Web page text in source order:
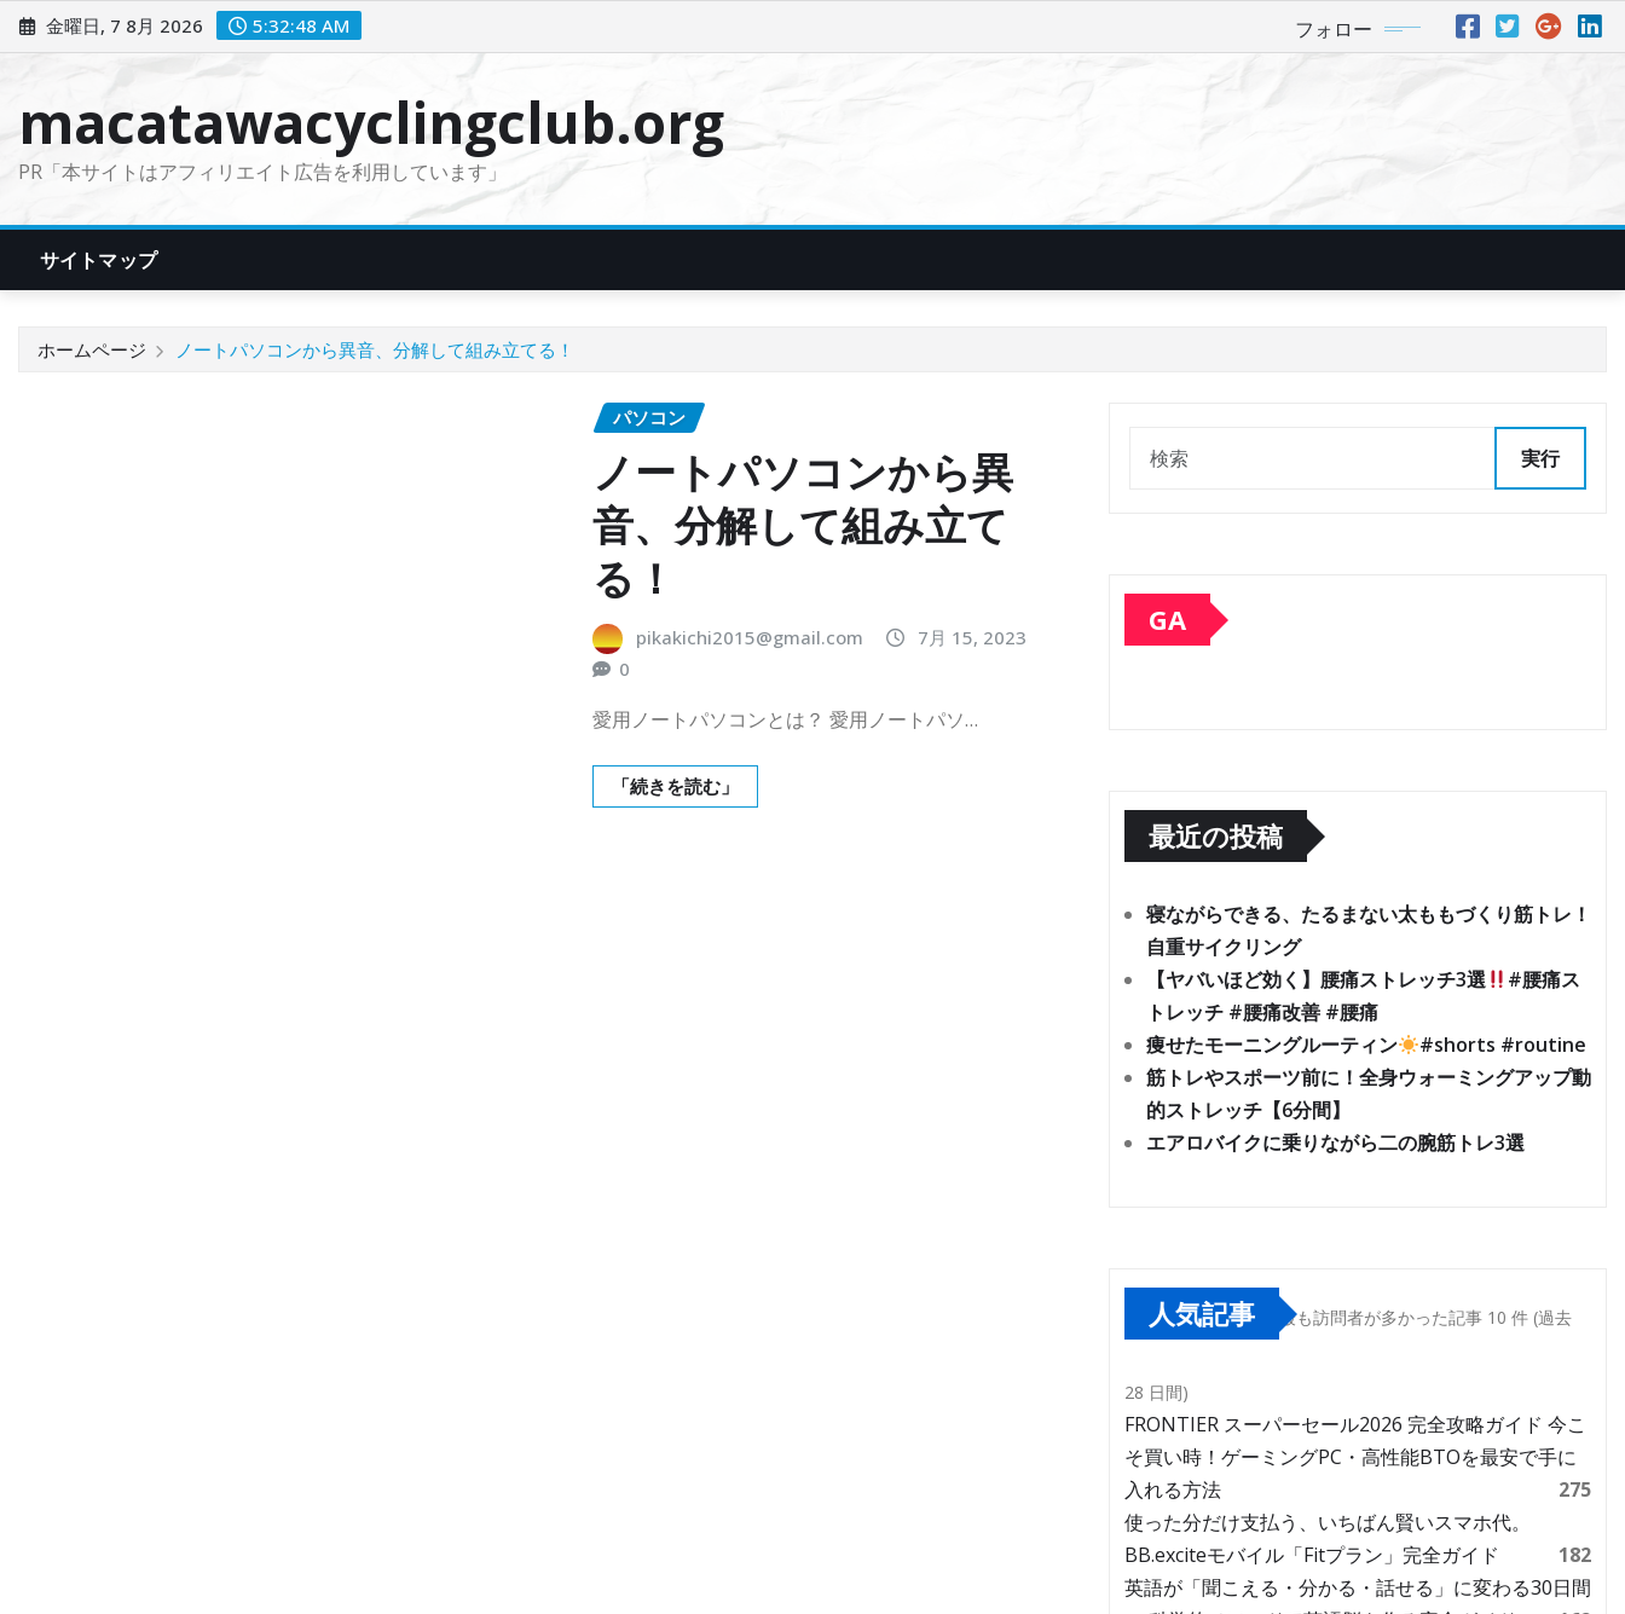
ン
金曜日, 7 8月 2026 5:32:48 AM フォロー
macatawacyclingclub.org
PR「本サイトはアフィリエイト広告を利用しています」
サイトマップ
ホームページ ノートパソコンから異音、分解して組み立てる！
パソコン
ノートパソコンから異
音、分解して組み立て
る！
pikakichi2015@gmail.com
7月 15, 2023
0
愛用ノートパソコンとは？ 愛用ノートパソ…
「続きを読む」
実行
GA
最近の投稿
寝ながらできる、たるまない太ももづくり筋トレ！
自重サイクリング
【ヤバいほど効く】腰痛ストレッチ3選
#腰痛ス
トレッチ #腰痛改善 #腰痛
痩せたモーニングルーティン
#shorts #routine
筋トレやスポーツ前に！全身ウォーミングアップ動
的ストレッチ【6分間】
エアロバイクに乗りながら二の腕筋トレ3選
人気記事 最も訪問者が多かった記事 10 件 (過去
28 日間)
FRONTIER スーパーセール2026 完全攻略ガイド 今こ
そ買い時！ゲーミングPC・高性能BTOを最安で手に
入れる方法
275
使った分だけ支払う、いちばん賢いスマホ代。
BB.exciteモバイル「Fitプラン」完全ガイド
182
英語が「聞こえる・分かる・話せる」に変わる30日間